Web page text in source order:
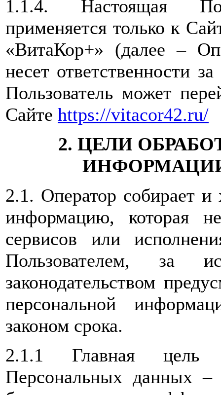
1.1.4. Настоящая
применяется только к
«ВитаКор+» (далее –
несет ответственности
Пользователь может
Сайте https://vitacor42.ru/
2. ЦЕЛИ
2.1. Оператор собирает и
информацию, которая
сервисов или
Пользователем, за
законодательством
персональной
законом срока.
2.1.1 Главная цель
Персональных данных –